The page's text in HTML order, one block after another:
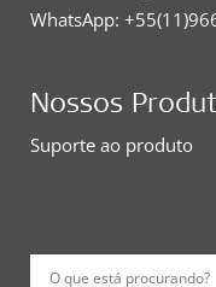
WhatsApp:
Nossos
Suporte ao produto
O que está procurando?